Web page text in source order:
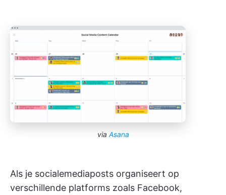
via Asana
Als je socialemediaposts organiseert op
verschillende platforms zoals Facebook,